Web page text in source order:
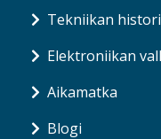
Tekniikan
Elektroniikan
Aikamatka
Blogi